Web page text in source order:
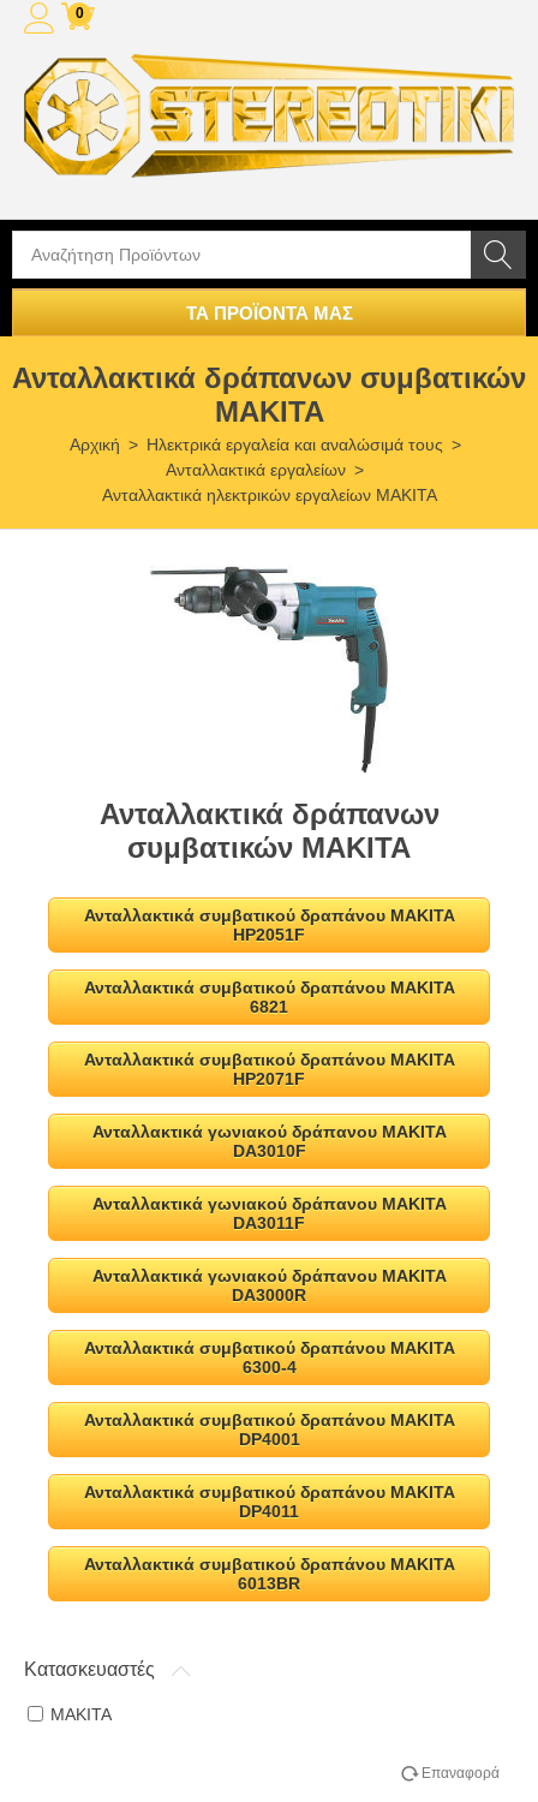
0
ΤΑ ΠΡΟΪΟΝΤΑ ΜΑΣ
Ανταλλακτικά δράπανων συμβατικών
MAKITA
Αρχική > Ηλεκτρικά εργαλεία και αναλώσιμά τους >
Ανταλλακτικά εργαλείων >
Ανταλλακτικά ηλεκτρικών εργαλείων MAKITA
Ανταλλακτικά δράπανων
συμβατικών MAKITA
Ανταλλακτικά συμβατικού δραπάνου MAKITA
HP2051F
Ανταλλακτικά συμβατικού δραπάνου MAKITA
6821
Ανταλλακτικά συμβατικού δραπάνου MAKITA
HP2071F
Ανταλλακτικά γωνιακού δράπανου MAKITA
DA3010F
Ανταλλακτικά γωνιακού δράπανου MAKITA
DA3011F
Ανταλλακτικά γωνιακού δράπανου MAKITA
DA3000R
Ανταλλακτικά συμβατικού δραπάνου MAKITA
6300-4
Ανταλλακτικά συμβατικού δραπάνου MAKITA
DP4001
Ανταλλακτικά συμβατικού δραπάνου MAKITA
DP4011
Ανταλλακτικά συμβατικού δραπάνου MAKITA
6013BR
Κατασκευαστές
MAKITA
Επαναφορά